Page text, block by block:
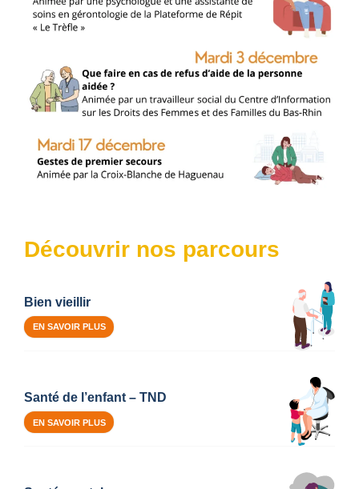
Découvrir nos parcours
Bien vieillir
EN SAVOIR PLUS
Santé de l’enfant – TND
EN SAVOIR PLUS